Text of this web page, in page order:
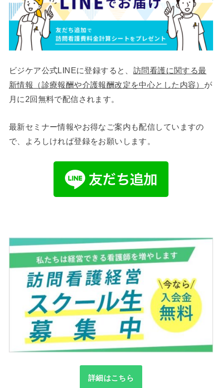
ビジケア公式LINEに登録すると、 訪問看護に関する最
新情報（診療報酬や介護報酬改定を中心とした内容） が
月に2回無料で配信されます。
最新セミナー情報やお得なご案内も配信していますの
で、よろしければ登録をお願いします。
詳細はこちら